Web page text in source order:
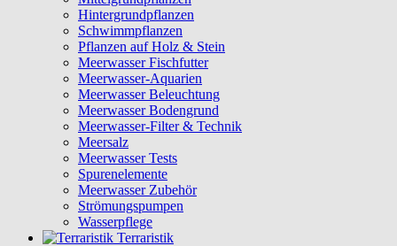
Hintergrundpflanzen
Schwimmpflanzen
Pflanzen auf Holz & Stein
Meerwasser Fischfutter
Meerwasser-Aquarien
Meerwasser Beleuchtung
Meerwasser Bodengrund
Meerwasser-Filter & Technik
Meersalz
Meerwasser Tests
Spurenelemente
Meerwasser Zubehör
Strömungspumpen
Wasserpflege
Terraristik